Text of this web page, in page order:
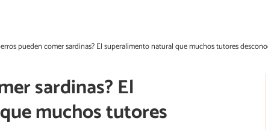
pueden comer sardinas? El superalimento natural que muchos tutores
sardinas? El
muchos tutores